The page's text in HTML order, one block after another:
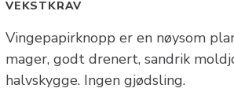
VEKSTKRAV
Vingepapirknopp er en nøysom
mager, godt drenert, sandrik
halvskygge. Ingen gjødsling.